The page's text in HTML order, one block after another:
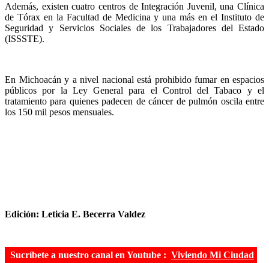
Además, existen cuatro centros de Integración Juvenil, una Clínica
de Tórax en la Facultad de Medicina y una más en el Instituto de
Seguridad y Servicios Sociales de los Trabajadores del Estado
(ISSSTE).
En Michoacán y a nivel nacional está prohibido fumar en espacios
públicos por la Ley General para el Control del Tabaco y el
tratamiento para quienes padecen de cáncer de pulmón oscila entre
los 150 mil pesos mensuales.
Edición: Leticia E. Becerra Valdez
Sucríbete a nuestro canal en Youtube : Viviendo Mi Ciudad